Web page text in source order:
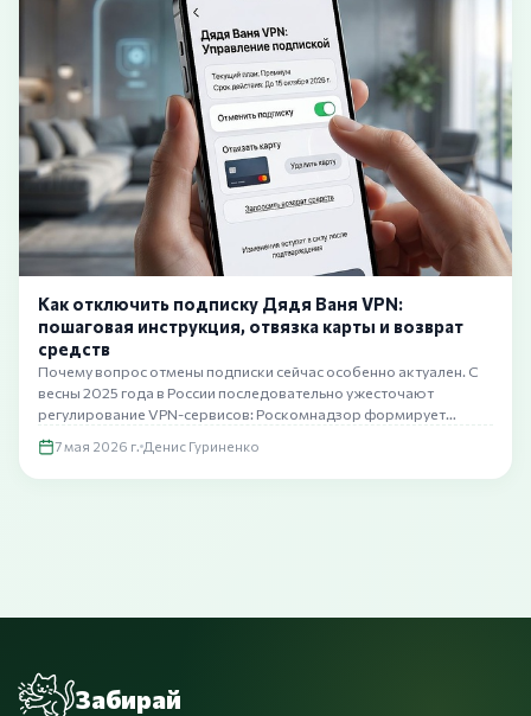
Как отключить подписку Дядя Ваня VPN:
пошаговая инструкция, отвязка карты и возврат
средств
Почему вопрос отмены подписки сейчас особенно актуален. С
весны 2025 года в России последовательно ужесточают
регулирование VPN-сервисов: Роскомнадзор формирует
«черный» …
7 мая 2026 г. Денис Гуриненко
Забирай